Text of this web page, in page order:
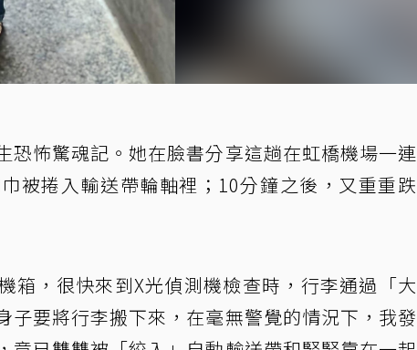
恐怖驚魂記。她在臉書分享這趟在虹橋機場一連
被捲入輸送帶輪軸裡；10分鐘之後，又重重跌
箱，很快來到X光偵測機檢查時，行李通過「大
子要將行李搬下來，在毫無警覺的情況下，我發